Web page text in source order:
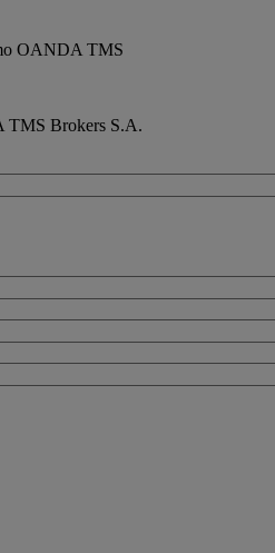
OANDA TMS
TMS Brokers S.A.